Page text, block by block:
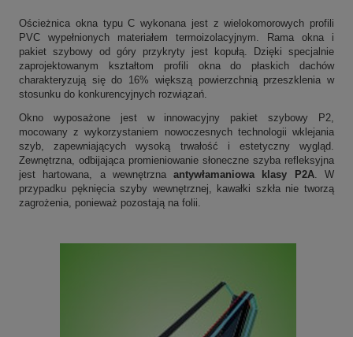
Ościeżnica okna typu C wykonana jest z wielokomorowych profili
PVC wypełnionych materiałem termoizolacyjnym. Rama okna i
pakiet szybowy od góry przykryty jest kopułą. Dzięki specjalnie
zaprojektowanym kształtom profili okna do płaskich dachów
charakteryzują się do 16% większą powierzchnią przeszklenia w
stosunku do konkurencyjnych rozwiązań.
Okno wyposażone jest w innowacyjny pakiet szybowy P2,
mocowany z wykorzystaniem nowoczesnych technologii wklejania
szyb, zapewniających wysoką trwałość i estetyczny wygląd.
Zewnętrzna, odbijająca promieniowanie słoneczne szyba refleksyjna
jest hartowana, a wewnętrznaantywłamaniowa klasy P2A. W
przypadku pęknięcia szyby wewnętrznej, kawałki szkła nie tworzą
zagrożenia, ponieważ pozostają na folii.